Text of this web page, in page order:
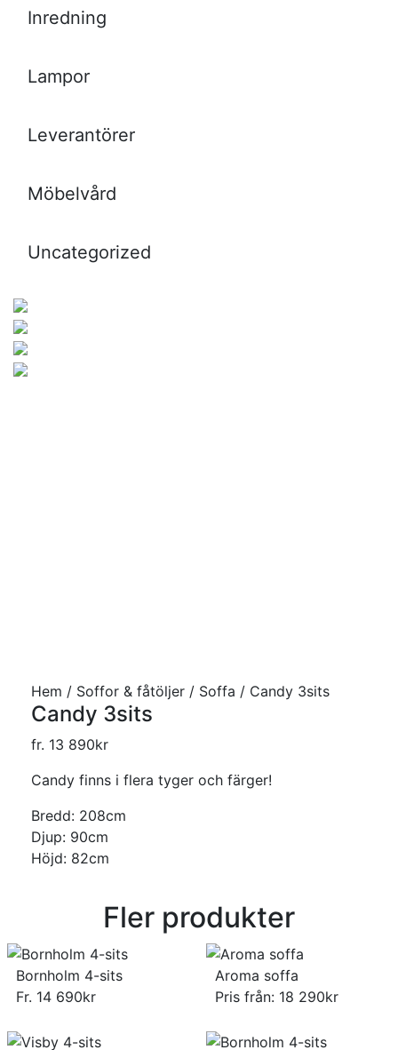
Inredning
Lampor
Leverantörer
Möbelvård
Uncategorized
Hem / Soffor & fåtöljer / Soffa / Candy 3sits
Candy 3sits
fr. 13 890kr
Candy finns i flera tyger och färger!
Bredd: 208cm
Djup: 90cm
Höjd: 82cm
Fler produkter
Bornholm 4-sits
Fr. 14 690kr
Aroma soffa
Pris från: 18 290kr